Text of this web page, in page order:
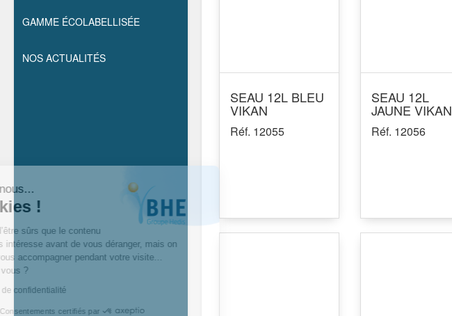
Salut c'est nous...
les cookies !
On a attendu d’être sûrs que le contenu
de ce site vous intéresse avant de vous déranger, mais on
aimerait bien vous accompagner pendant votre visite...
C’est OK pour vous ?
Lire la politique de confidentialité
Consentements certifiés par
GAMME ÉCOLABELLISÉE
NOS ACTUALITÉS
SEAU 12L BLEU
VIKAN
Réf. 12055
SEAU 12L
JAUNE VIKAN
Réf. 12056